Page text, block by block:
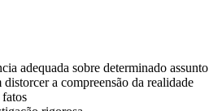
adequada sobre determinado assunto
a compreensão da realidade